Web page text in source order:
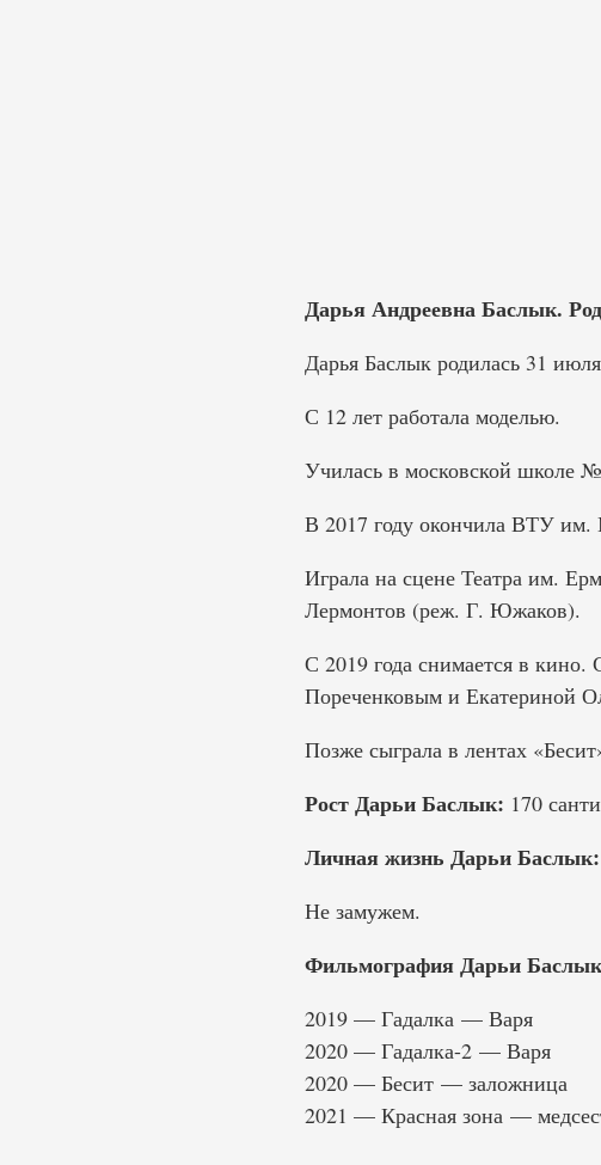
Дарья Андреевна Баслык.
Дарья Баслык родилась 31
С 12 лет работала моделью.
Училась в московской школе
В 2017 году окончила ВТУ
Играла на сцене Театра им.
Лермонтов (реж. Г. Южаков).
С 2019 года снимается в
Пореченковым и Екатериной
Позже сыграла в лентах
Рост Дарьи Баслык: 170
Личная жизнь Дарьи Баслык:
Не замужем.
Фильмография Дарьи
2019 — Гадалка — Варя
2020 — Гадалка-2 — Варя
2020 — Бесит — заложница
2021 — Красная зона —